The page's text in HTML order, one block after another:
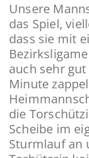
Unsere
das Spiel,
dass sie mit
auch sehr
Minute
die
Scheibe im
Sturmlauf an